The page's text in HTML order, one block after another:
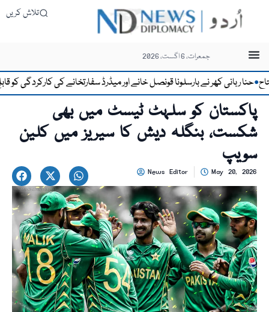
تلاش کریں
جمعرات، 6 اگست، 2026
کھر نے بارسلونا قونصل خانے اور میڈرڈ سفارتخانے کی کارکردگی کو قابلِ
پاکستان کو سلہٹ ٹیسٹ میں بھی
شکست، بنگلہ دیش کا سیریز میں کلین
سویپ
News Editor May 20, 2026